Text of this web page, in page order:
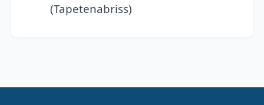
(Tapetenabriss)